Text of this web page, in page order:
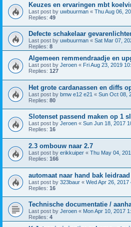
Keuzes en ervaringen mbt
Last post by uwbuurman « Thu Aug 06,
Replies: 49
Defecte schakelaar
Last post by uwbuurman « Sat Mar 07,
Replies: 8
Algemeen remmendraadje en
Last post by Jeroen « Fri Aug 23, 2019
Replies: 127
Het grote cardanassen en diffs
Last post by bmw e12 e21 « Sun Oct 08,
Replies: 80
Slotenset passend maken op 1
Last post by Jeroen « Sun Jun 18, 2017
Replies: 16
2.3 ombouw naar 2.7
Last post by erikkuiper « Thu May 04,
Replies: 166
automaat naar hand bak leidraad
Last post by 323baur « Wed Apr 26, 2017
Replies: 16
Technische documentatie /
Last post by Jeroen « Mon Apr 10, 2017
Replies: 4